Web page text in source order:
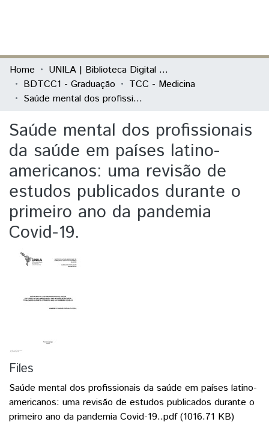
Communities & Collections
All of DSpace
Home
UNILA | Biblioteca Digital de Trabalhos de Conclusão de Curso
BDTCC1 - Graduação
TCC - Medicina
Saúde mental dos profissionais da saúde em países latino-americanos: uma revisão de estudos publicados durante o primeiro ano da pandemia Covid-19.
Saúde mental dos profissionais
da saúde em países latino-
americanos: uma revisão de
estudos publicados durante o
primeiro ano da pandemia
Covid-19.
Files
Saúde mental dos profissionais da saúde em países latino-
americanos: uma revisão de estudos publicados durante o
primeiro ano da pandemia Covid-19..pdf(1016.71 KB)